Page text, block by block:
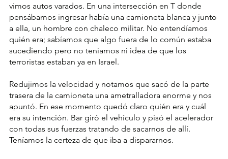
vimos autos varados. En una intersección en T donde
pensábamos ingresar había una camioneta blanca y junto
a ella, un hombre con chaleco militar. No entendíamos
quién era; sabíamos que algo fuera de lo común estaba
sucediendo pero no teníamos ni idea de que los
terroristas estaban ya en Israel.
Redujimos la velocidad y notamos que sacó de la parte
trasera de la camioneta una ametralladora enorme y nos
apuntó. En ese momento quedó claro quién era y cuál
era su intención. Bar giró el vehículo y pisó el acelerador
con todas sus fuerzas tratando de sacarnos de allí.
Teníamos la certeza de que iba a dispararnos.